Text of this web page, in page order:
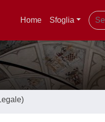
Home Sfoglia